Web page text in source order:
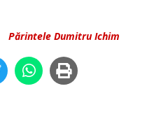
Părintele Dumitru Ichim